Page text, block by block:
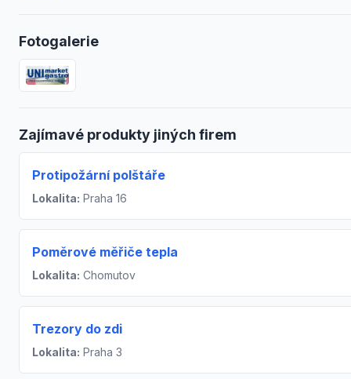
Fotogalerie
Zajímavé produkty jiných firem
Protipožární polštáře
Lokalita: Praha 16
Poměrové měřiče tepla
Lokalita: Chomutov
Trezory do zdi
Lokalita: Praha 3